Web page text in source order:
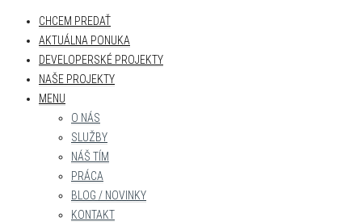
CHCEM PREDAŤ
AKTUÁLNA PONUKA
DEVELOPERSKÉ PROJEKTY
NAŠE PROJEKTY
MENU
O NÁS
SLUŽBY
NÁŠ TÍM
PRÁCA
BLOG / NOVINKY
KONTAKT